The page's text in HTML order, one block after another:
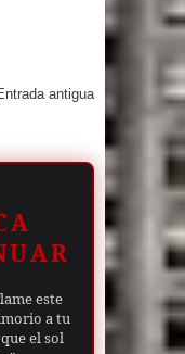
antigua
este
a tu
el sol